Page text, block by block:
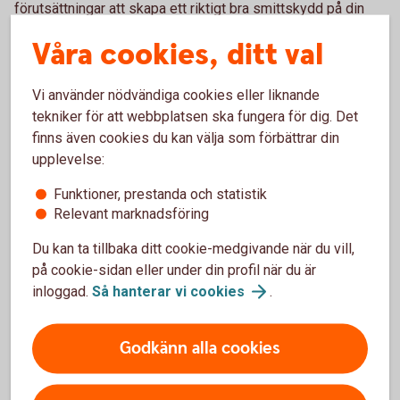
förutsättningar att skapa ett riktigt bra smittskydd på din
får du högre ersättning av staten om du är ansluten till
Den vanligaste smittkällan i djurbesättningar är nyinköpta
djur.
– Eftersom det är en så stor riskfaktor är jag förvånad över
att inte fler har striktare mottagningsrutiner. Smittsamma
sjukdomar är ett hot både mot djurhälsan, lönsamheten och i
enkla medel och lite professionell guidning kan man
komma långt, säger hon.
Våra cookies, ditt val
Vi använder nödvändiga cookies eller liknande
tekniker för att webbplatsen ska fungera för dig. Det
finns även cookies du kan välja som förbättrar din
upplevelse:
Funktioner, prestanda och statistik
Relevant marknadsföring
Du kan ta tillbaka ditt cookie-medgivande när du vill,
på cookie-sidan eller under din profil när du är
inloggad. Så hanterar vi cookies .
Godkänn alla cookies